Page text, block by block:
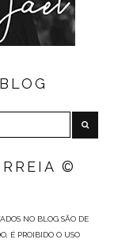
©
NO BLOG SÃO DE
É PROIBIDO O USO